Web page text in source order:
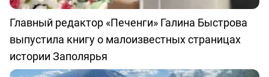
Главный редактор «Печенги» Галина Быстрова
выпустила книгу о малоизвестных страницах
истории Заполярья